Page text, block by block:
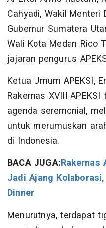
Cahyadi, Wakil Menteri
Gubernur Sumatera
Wali Kota Medan Rico
jajaran pengurus
Ketua Umum APEKSI,
Rakernas XVIII
agenda seremonial,
untuk merumuskan
di Indonesia.
BACA JUGA:Rakernas
Jadi Ajang
Dinner
Menurutnya, terdapat